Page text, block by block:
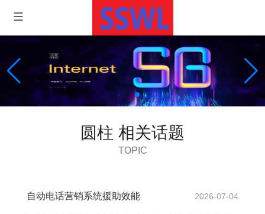
圆柱 相关话题
TOPIC
自动电话营销系统援助效能 2026-07-04